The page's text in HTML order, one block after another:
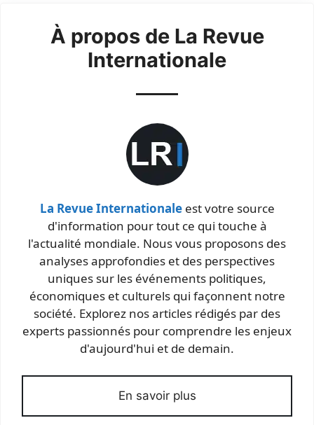
À propos de La Revue
Internationale
La Revue Internationaleest votre source
d'information pour tout ce qui touche à
l'actualité mondiale. Nous vous proposons des
analyses approfondies et des perspectives
uniques sur les événements politiques,
économiques et culturels qui façonnent notre
société. Explorez nos articles rédigés par des
experts passionnés pour comprendre les enjeux
d'aujourd'hui et de demain.
En savoir plus